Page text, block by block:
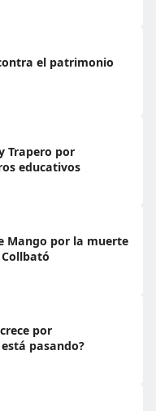
el patrimonio
Trapero por
educativos
Mango por la muerte
por
pasando?